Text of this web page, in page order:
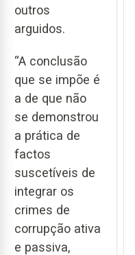
outros
arguidos.
“A conclusão
que se impõe é
a de que não
se demonstrou
a prática de
factos
suscetíveis de
integrar os
crimes de
corrupção ativa
e passiva,